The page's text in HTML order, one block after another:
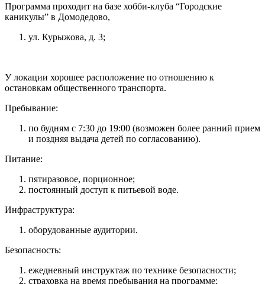
Программа проходит на базе хобби-клуба “Городские
каникулы” в Домодедово,
ул. Курыжова, д. 3;
У локации хорошее расположение по отношению к
остановкам общественного транспорта.
Пребывание:
по будням с 7:30 до 19:00 (возможен более ранний прием
и поздняя выдача детей по согласованию).
Питание:
пятиразовое, порционное;
постоянный доступ к питьевой воде.
Инфраструктура:
оборудованные аудитории.
Безопасность:
ежедневный инструктаж по технике безопасности;
страховка на время пребывания на программе;